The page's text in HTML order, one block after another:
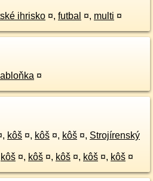
ihrisko ¤, futbal ¤, multi ¤
¤
, kôš ¤, kôš ¤, kôš ¤, Strojírenský
kôš ¤, kôš ¤, kôš ¤, kôš ¤, kôš ¤